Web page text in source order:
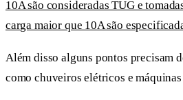
10A são consideradas TUG e
carga maior que 10A são
Além disso alguns pontos precisam
como chuveiros elétricos e máquinas